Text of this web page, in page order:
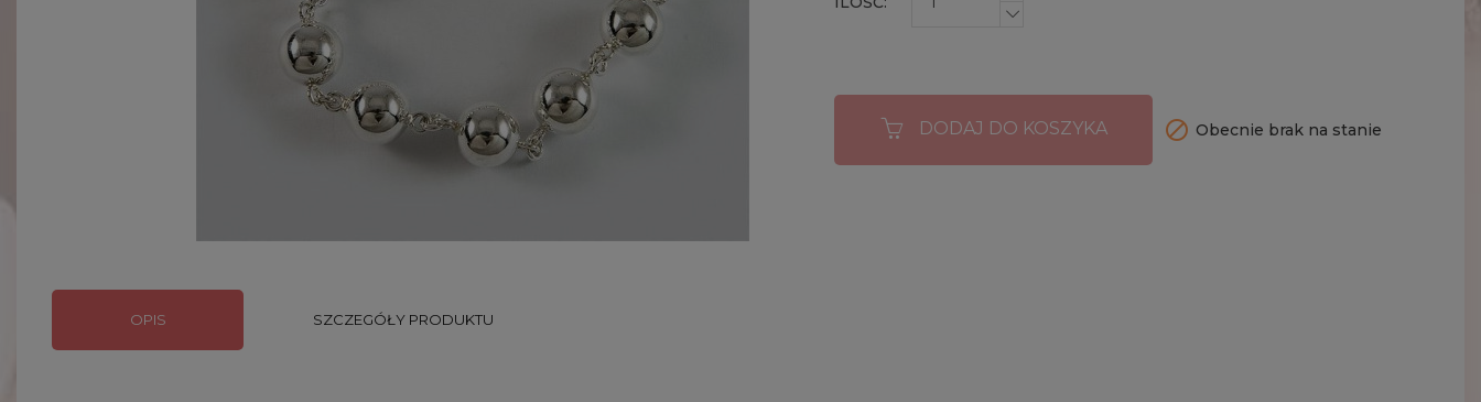
DODAJ DO KOSZYKA  Obecnie brak na stanie
OPIS SZCZEGÓŁY PRODUKTU